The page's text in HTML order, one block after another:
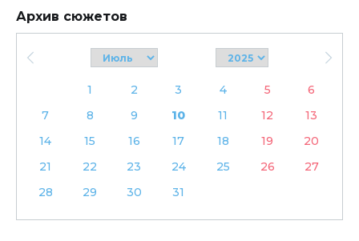
Архив сюжетов
1 2 3 4 5
6
7
8 9 10 11 12
13
14
15 16 17 18 19
20
21
22 23 24 25 26
27
28
29 30 31